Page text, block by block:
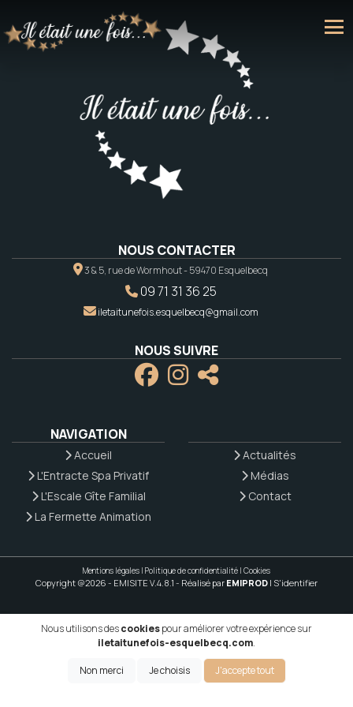
NOUS CONTACTER
3 & 5, rue de Wormhout - 59470 Esquelbecq
09 71 31 36 25
iletaitunefois.esquelbecq@gmail.com
NOUS SUIVRE
NAVIGATION
Accueil
L'Entracte Spa Privatif
L'Escale Gîte Familial
La Fermette Animation
Actualités
Médias
Contact
Mentions légales | Politique de confidentialité | Cookies
Copyright @2026 - EMISITE V.4.8.1 - Réalisé par EMIPROD | S'identifier
Nous utilisons descookiespour améliorer votre expérience sur
iletaitunefois-esquelbecq.com.
Non merci Je choisis J'accepte tout